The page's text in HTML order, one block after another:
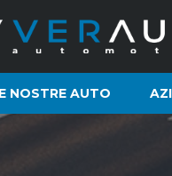
NOSTRE AUTO